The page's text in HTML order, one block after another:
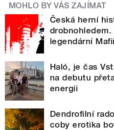
MOHLO BY VÁS ZAJÍMAT
Česká herní
legendární
Haló, je čas
na debutu
energii
Dendrofilní
coby erotika